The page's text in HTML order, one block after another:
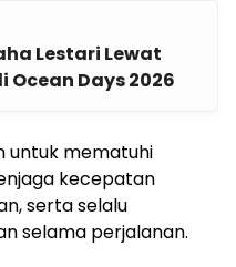
Lestari Lewat
Ocean Days 2026
untuk mematuhi
kecepatan
serta selalu
selama perjalanan.